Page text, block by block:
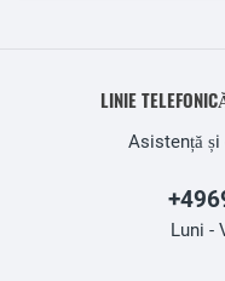
LINIE
Asistență
Luni -